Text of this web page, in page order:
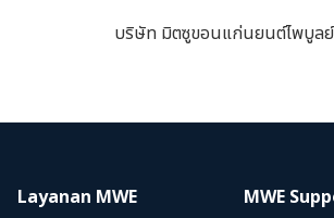
บริษัท มิตซูขอนแก่นยนต์ไพบูลย์
Layanan MWE MWE